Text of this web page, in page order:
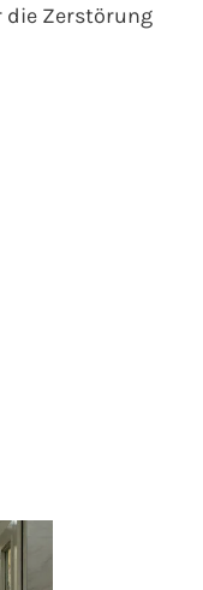
Zerstörung